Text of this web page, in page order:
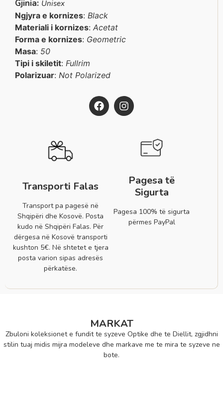
Gjinia: Unisex
Ngjyra e kornizes: Black
Materiali i kornizes: Acetat
Forma e kornizes: Geometric
Masa: 50
Tipi i skiletit: Fullrim
Polarizuar: Not Polarized
Transporti Falas
Transport pa pagesë në
Shqipëri dhe Kosovë. Posta
kudo në Shqipëri Falas. Për
dërgesa në Kosovë transporti
kushton 5€. Në shtetet e tjera
posta varion sipas adresës
përkatëse.
Pagesa të
Sigurta
Pagesa 100% të sigurta
përmes PayPal
MARKAT
Zbuloni koleksionet e fundit te syzeve Optike dhe te Diellit, zgjidhni
stilin tuaj midis mijra modeleve dhe markave me te mira te syzeve ne
bote.